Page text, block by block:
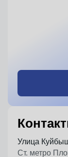
Улица
Ст. метро